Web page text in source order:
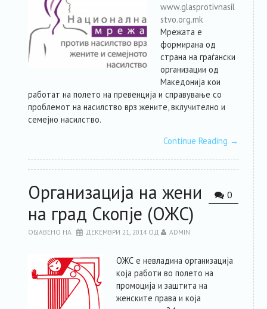
www.glasprotivnasil
stvo.org.mk
Мрежата е
формирана од
страна на граѓански
организации од
Македонија кои
работат на полето на превенција и справување со
проблемот на насилство врз жените, вклучително и
семејно насилство.
Continue Reading →
0
Организација на жени
на град Скопје (ОЖС)
ОБЈАВЕНО НА ДЕКЕМВРИ 21, 2014ОД ADMIN
ОЖС е невладина организација
која работи во полето на
промоција и заштита на
женските права и која